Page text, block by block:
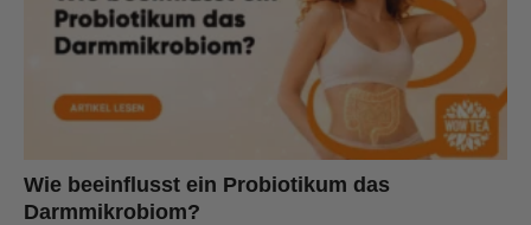
Wie beeinflusst ein Probiotikum das
Darmmikrobiom?